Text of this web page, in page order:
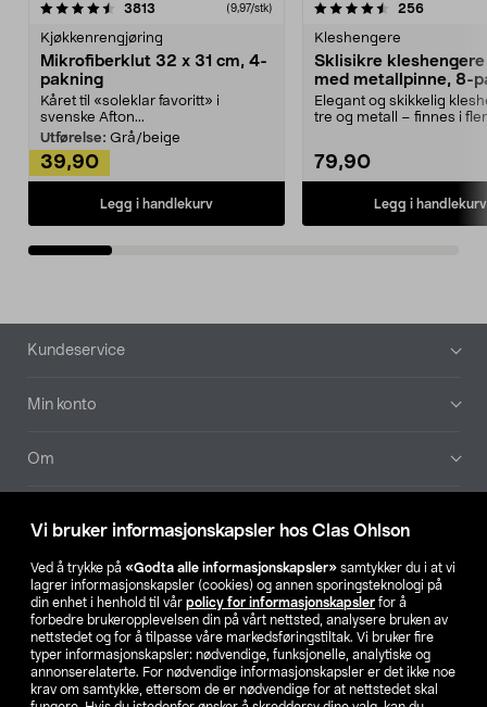
Vi bruker informasjonskapsler hos Clas Ohlson
Ved å trykke på «Godta alle informasjonskapsler» samtykker du i at vi
lagrer informasjonskapsler (cookies) og annen sporingsteknologi på
din enhet i henhold til vår policy for informasjonskapsler for å
forbedre brukeropplevelsen din på vårt nettsted, analysere bruken av
nettstedet og for å tilpasse våre markedsføringstiltak. Vi bruker fire
typer informasjonskapsler: nødvendige, funksjonelle, analytiske og
annonserelaterte. For nødvendige informasjonskapsler er det ikke noe
krav om samtykke, ettersom de er nødvendige for at nettstedet skal
3813 anmeldelser(9,97/stk)
Kjøkkenrengjøring
Mikrofiberklut 32 x 31 cm, 4-
pakning
Kåret til «soleklar favoritt» i
svenske Afton...
Utførelse: Grå/beige
39,90
Legg i handlekurv
4.5av 5 stjerner 256
Kleshengere
Sklisikre
med metallpinne, 8-
Elegant og skikkelig
tre og metall – finnes i
79,90
Legg i handlekurv
4.5av 5 stjerner
Bunntekst
Kundeservice
Min konto
Om
Våre selskaper
Finn din butikk
SE NO FI